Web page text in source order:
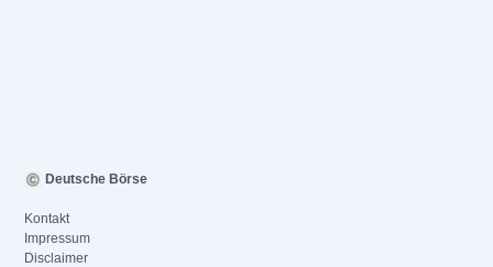
Deutsche Börse
Kontakt
Impressum
Disclaimer